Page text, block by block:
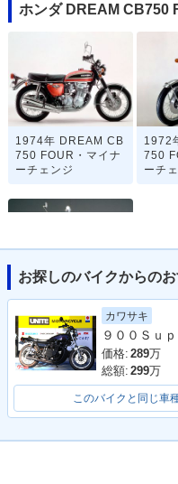
ホンダ DREAM CB750
1974年 DREAM CB
750 FOUR・マイナ
ーチェンジ
1972
750
ーチ
1969年 DREAM CB
750 FOUR・新登場
お探しのバイクからの
カワサキ
価格: 289万
総額: 299万
このバイクと同じ車